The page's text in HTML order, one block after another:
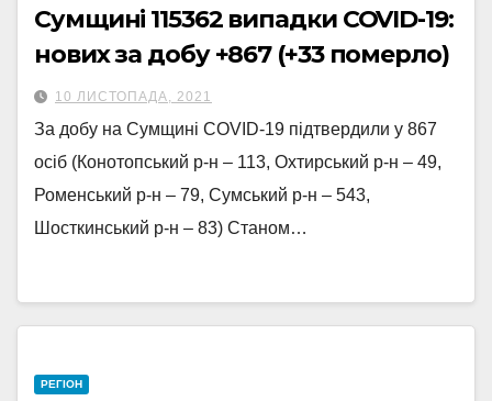
Сумщині 115362 випадки COVID-19:
нових за добу +867 (+33 померло)
10 ЛИСТОПАДА, 2021
За добу на Сумщині COVID-19 підтвердили у 867
осіб (Конотопський р-н – 113, Охтирський р-н – 49,
Роменський р-н – 79, Сумський р-н – 543,
Шосткинський р-н – 83) Станом…
РЕГІОН